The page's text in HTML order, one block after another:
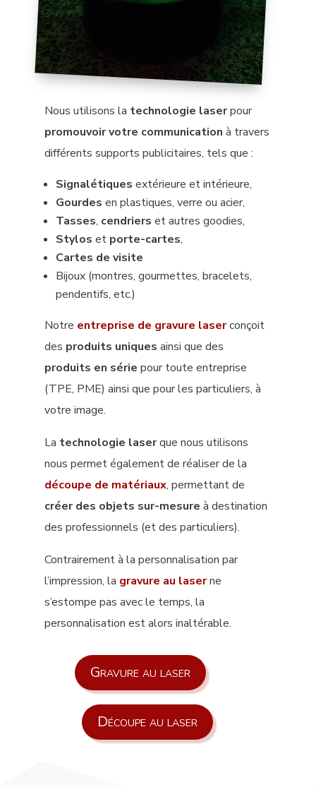
Nous utilisons la technologie laserpour
promouvoir votre communication à travers
différents supports publicitaires, tels que :
Signalétiques extérieure et intérieure,
Gourdes en plastiques, verre ou acier,
Tasses, cendriers et autres goodies,
Stylos et porte-cartes,
Cartes de visite
Bijoux (montres, gourmettes, bracelets,
pendentifs, etc.)
Notre entreprise de gravure laserconçoit
des produits uniques ainsi que des
produits en série pour toute entreprise
(TPE, PME) ainsi que pour les particuliers, à
votre image.
La technologie laserque nous utilisons
nous permet également de réaliser de la
découpe de matériaux, permettant de
créer des objets sur-mesure à destination
des professionnels (et des particuliers).
Contrairement à la personnalisation par
l’impression, la gravure au laserne
s’estompe pas avec le temps, la
personnalisation est alors inaltérable.
Gravure au laser
Découpe au laser